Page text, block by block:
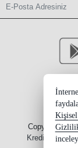
Copyright
Kredi kartı